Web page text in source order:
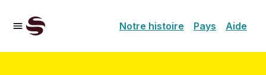
Notre histoire Pays Aide